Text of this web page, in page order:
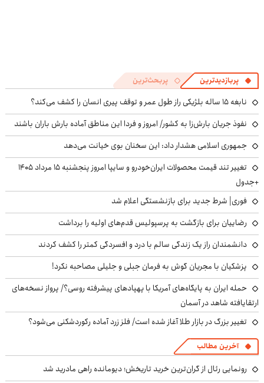
پربازدیدترین پربحث‌ترین
نابغه ۱۵ ساله بلژیکی راز طول عمر و توقف پیری انسان را کشف می‌کند؟
نفوذ جریان بارش‌زا به کشور/ امروز و فردا این مناطق آماده بارش باران باشند
جمهوری اسلامی هشدار داد: این سخنان بوی خیانت می‌دهد
تغییر تند قیمت محصولات ایران‌خودرو و سایپا امروز پنجشنبه ۱۵ مرداد ۱۴۰۵
+جدول
فوری| شرط جدید برای بازنشستگی اعلام شد
رضاییان برای بازگشت به پرسپولیس قدم‌های اولیه را برداشت
دانشمندان راز یک زندگی سالم با درد و افسردگی کمتر را کشف کردند
پزشکیان با مجریان گوش به فرمان جبلی و جلیلی مصاحبه نکرد!
حمله ایران به پایگاه‌های آمریکا با پهپادهای پیشرفته روسی؟/ پرواز نسخه‌های
ارتقایافته شاهد در آسمان
تغییر بزرگ در بازار طلا آغاز شده است/ فلز زرد آماده رکوردشکنی می‌شود؟
آخرین مطالب
رونمایی رئال از گران‌ترین خرید تاریخش؛ دیومانده راهی مادرید شد